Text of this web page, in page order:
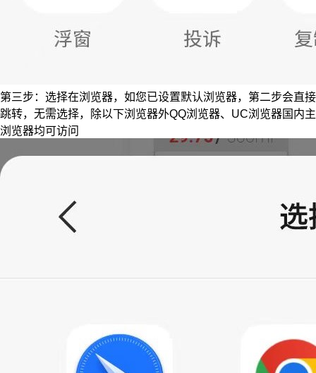
第三步：选择在浏览器，如您已设置默认浏览器，第二步会直接
跳转，无需选择，除以下浏览器外QQ浏览器、UC浏览器国内主
浏览器均可访问